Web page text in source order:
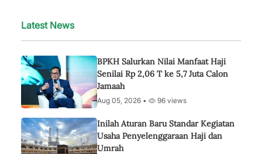
Latest News
BPKH Salurkan Nilai Manfaat Haji
Senilai Rp 2,06 T ke 5,7 Juta Calon
Jamaah
Aug 05, 2026 • 96 views
Inilah Aturan Baru Standar Kegiatan
Usaha Penyelenggaraan Haji dan
Umrah